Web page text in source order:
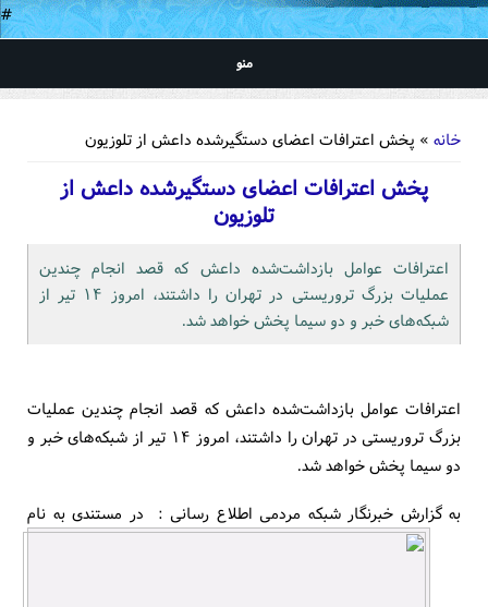
#
منو
خانه » پخش اعترافات اعضای دستگیرشده داعش از تلوزیون
پخش اعترافات اعضای دستگیرشده داعش از
تلوزیون
اعترافات عوامل بازداشت‌شده داعش که قصد انجام چندین
عملیات بزرگ تروریستی در تهران را داشتند، امروز ۱۴ تیر از
شبکه‌های خبر و دو سیما پخش خواهد شد.
اعترافات عوامل بازداشت‌شده داعش که قصد انجام چندین عملیات
بزرگ تروریستی در تهران را داشتند، امروز ۱۴ تیر از شبکه‌های خبر و
دو سیما پخش خواهد شد.
به گزارش خبرنگار شبکه مردمی اطلاع رسانی : در مستندی به نام